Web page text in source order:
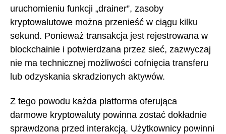
uruchomieniu funkcji „drainer”, zasoby
kryptowalutowe można przenieść w ciągu kilku
sekund. Ponieważ transakcja jest rejestrowana w
blockchainie i potwierdzana przez sieć, zazwyczaj
nie ma technicznej możliwości cofnięcia transferu
lub odzyskania skradzionych aktywów.
Z tego powodu każda platforma oferująca
darmowe kryptowaluty powinna zostać dokładnie
sprawdzona przed interakcją. Użytkownicy powinni